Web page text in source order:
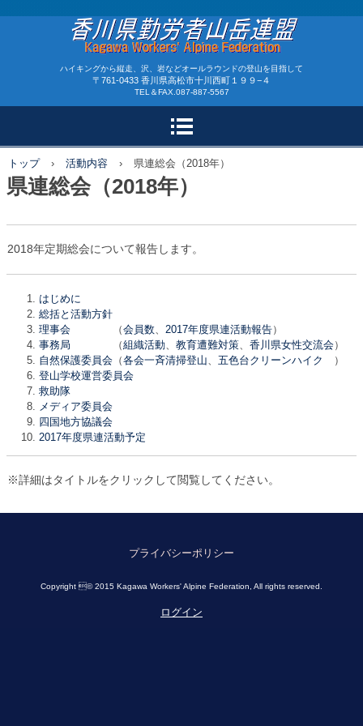
香川県勤労者山岳連盟
ハイキングから縦走、沢、岩などオールラウンドの登山を目指して
〒761-0433 香川県高松市十川西町１９９−４
TEL＆FAX.087-887-5567
トップ › 活動内容 › 県連総会（2018年）
県連総会（2018年）
2018年定期総会について報告します。
はじめに
総括と活動方針
理事会 （会員数、 2017年度県連活動報告）
事務局 （組織活動、 教育遭難対策、 香川県女性交流会）
自然保護委員会 （各会一斉清掃登山、 五色台クリーンハイク
）
登山学校運営委員会
救助隊
メディア委員会
四国地方協議会
2017年度県連活動予定
※詳細はタイトルをクリックして閲覧してください。
プライバシーポリシー
Copyright © 2015 Kagawa Workers' Alpine Federation, All rights reserved.
ログイン